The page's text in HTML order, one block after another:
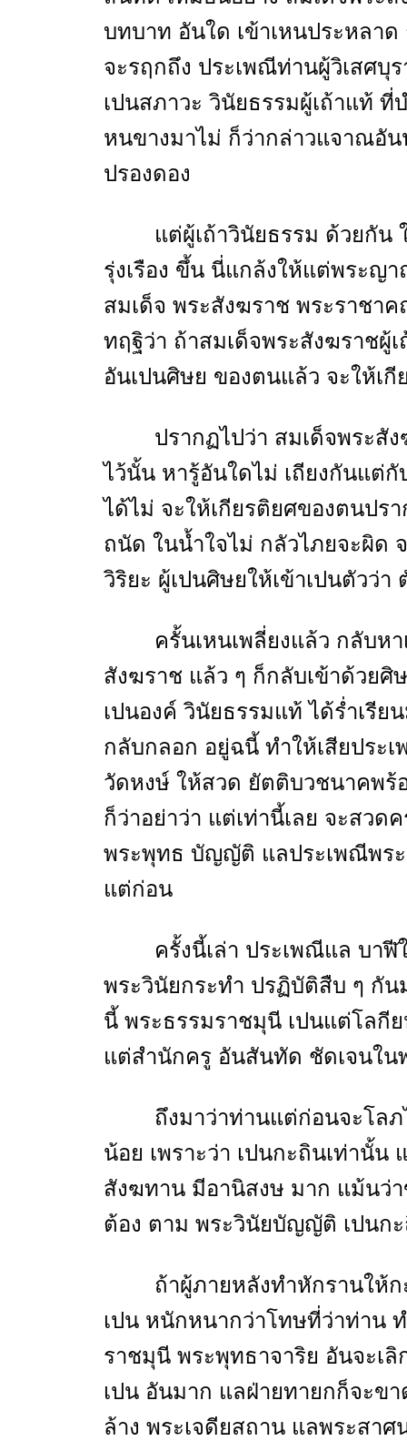
บทบาท อันใด เข้าเหนประหลา
จะรฤกถึง ประเพณีท่านผู้วิเสศบุ
เปนสภาวะ วินัยธรรมผู้เถ้าแท้
หนขางมาไม่ ก็ว่ากล่าวแจาณอั
ปรองดอง
แต่ผู้เถ้าวินัยธรรม ด้วยกัน
รุ่งเรือง ขึ้น นี่แกล้งให้แต่พระญ
สมเด็จ พระสังฆราช พระราชา
ทฤฐิว่า ถ้าสมเด็จพระสังฆราชผู้
อันเปนศิษย ของตนแล้ว จะให้เ
ปรากฏไปว่า สมเด็จพระสั
ไว้นั้น หารู้อันใดไม่ เถียงกันแต่
ได้ไม่ จะให้เกียรติยศของตนปร
ถนัด ในน้ำใจไม่ กลัวไภยจะผิด
วิริยะ ผู้เปนศิษยให้เข้าเปนตัวว่
ครั้นเหนเพลี่ยงแล้ว กลับห
สังฆราช แล้ว ๆ ก็กลับเข้าด้วยศิ
เปนองค์ วินัยธรรมแท้ ได้ร่ำเรี
กลับกลอก อยู่ฉนี้ ทำให้เสียประ
วัดหงษ์ ให้สวด ยัตติบวชนาคพร้
ก็ว่าอย่าว่า แต่เท่านี้เลย จะสว
พระพุทธ บัญญัติ แลประเพณีพระ
แต่ก่อน
ครั้งนี้เล่า ประเพณีแล บา
พระวินัยกระทำ ปรฏิบัติสืบ ๆ กั
นี้ พระธรรมราชมุนี เปนแต่โลกี
แต่สำนักครู อันสันทัด ชัดเจนใน
ถึงมาว่าท่านแต่ก่อนจะโล
น้อย เพราะว่า เปนกะถินเท่านั้
สังฆทาน มีอานิสงษ มาก แม้นว่
ต้อง ตาม พระวินัยบัญญัติ เปนก
ถ้าผู้ภายหลังทำหักรานให้
เปน หนักหนากว่าโทษที่ว่าท่าน
ราชมุนี พระพุทธาจาริย อันจะเ
เปน อันมาก แลฝ่ายทายกก็จะข
ล้าง พระเจดียสถาน แลพระสา